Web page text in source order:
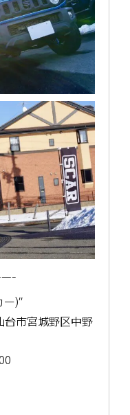
)”
台市宮城野区中野